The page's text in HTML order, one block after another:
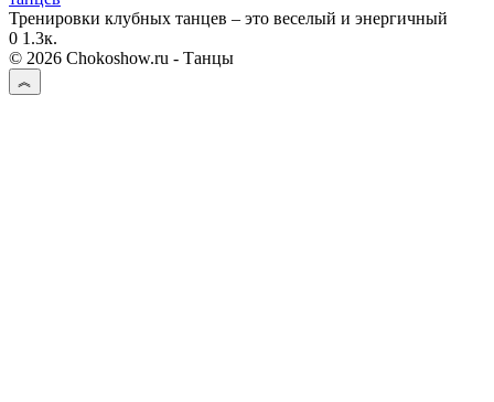
Тренировки клубных танцев – это веселый и энергичный
0 1.3к.
© 2026 Chokoshow.ru - Танцы